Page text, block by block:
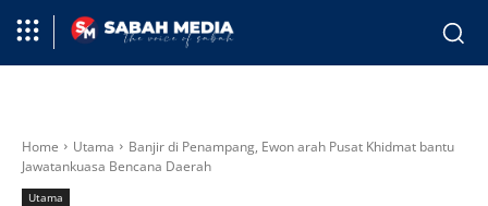
Home Utama
Banjir di Penampang, Ewon arah Pusat Khidmat bantu
Jawatankuasa Bencana Daerah
Utama